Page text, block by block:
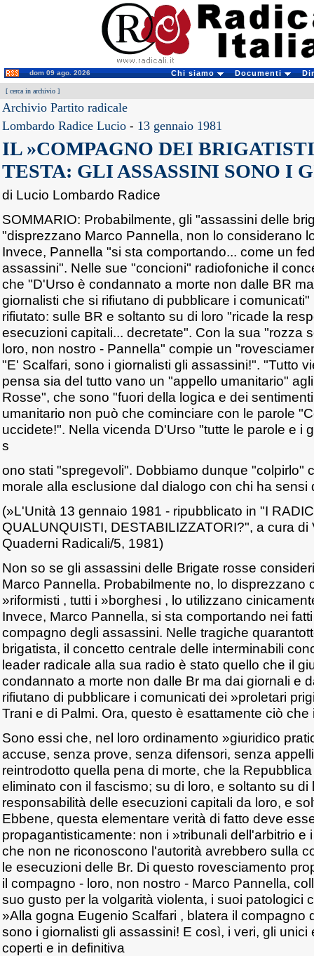
dom 09 ago. 2026 Chi siamo Documenti
[ cerca in archivio ]
Archivio Partito radicale
Lombardo Radice Lucio - 13 gennaio 1981
IL »COMPAGNO DEI
TESTA: GLI ASSASSINI SONO I
di Lucio Lombardo Radice
SOMMARIO: Probabilmente, gli "assassini delle
"disprezzano Marco Pannella, non lo considerano
Invece, Pannella "si sta comportando... come un
assassini". Nelle sue "concioni" radiofoniche il
che "D'Urso è condannato a morte non dalle BR
giornalisti che si rifiutano di pubblicare i
rifiutato: sulle BR e soltanto su di loro "ricade la
esecuzioni capitali... decretate". Con la sua "rozza
loro, non nostro - Pannella" compie un
"E' Scalfari, sono i giornalisti gli assassini!". "Tutto
pensa sia del tutto vano un "appello umanitario"
Rosse", che sono "fuori della logica e dei
umanitario non può che cominciare con le parole
uccidete!". Nella vicenda D'Urso "tutte le parole e i
s
ono stati "spregevoli". Dobbiamo dunque "colpirlo"
morale alla esclusione dal dialogo con chi ha sensi
(»L'Unità 13 gennaio 1981 - ripubblicato in "I
QUALUNQUISTI, DESTABILIZZATORI?", a cura di
Quaderni Radicali/5, 1981)
Non so se gli assassini delle Brigate rosse
Marco Pannella. Probabilmente no, lo disprezzano
»riformisti , tutti i »borghesi , lo utilizzano
Invece, Marco Pannella, si sta comportando nei
compagno degli assassini. Nelle tragiche
brigatista, il concetto centrale delle interminabili
leader radicale alla sua radio è stato quello che il
condannato a morte non dalle Br ma dai giornali e
rifiutano di pubblicare i comunicati dei »proletari
Trani e di Palmi. Ora, questo è esattamente ciò
Sono essi che, nel loro ordinamento »giuridico
accuse, senza prove, senza difensori, senza
reintrodotto quella pena di morte, che la
eliminato con il fascismo; su di loro, e soltanto su di
responsabilità delle esecuzioni capitali da loro, e
Ebbene, questa elementare verità di fatto deve
propagantisticamente: non i »tribunali dell'arbitrio e
che non ne riconoscono l'autorità avrebbero sulla
le esecuzioni delle Br. Di questo rovesciamento
il compagno - loro, non nostro - Marco Pannella,
suo gusto per la volgarità violenta, i suoi patologici
»Alla gogna Eugenio Scalfari , blatera il compagno
sono i giornalisti gli assassini! E così, i veri, gli
coperti e in definitiva